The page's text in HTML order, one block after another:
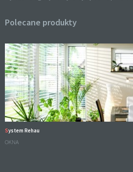
Polecane produkty
System Rehau
OKNA